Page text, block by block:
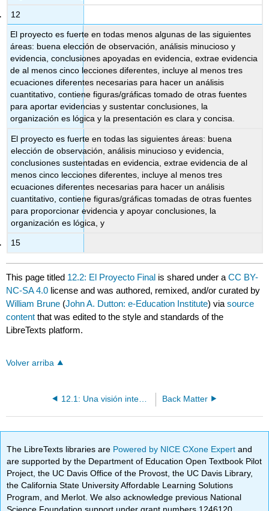
12
El proyecto es fuerte en todas menos algunas de las siguientes
áreas: buena elección de observación, análisis minucioso y
evidencia, conclusiones apoyadas en evidencia, extrae evidencia
de al menos cinco lecciones diferentes, incluye al menos tres
ecuaciones diferentes necesarias para hacer un análisis
cuantitativo, contiene figuras/gráficas tomado de otras fuentes
para aportar evidencias y sustentar conclusiones, la
organización es lógica y la presentación es clara y concisa.
El proyecto es fuerte en todas las siguientes áreas: buena
elección de observación, análisis minucioso y evidencia,
conclusiones sustentadas en evidencia, extrae evidencia de al
menos cinco lecciones diferentes, incluye al menos tres
ecuaciones diferentes necesarias para hacer un análisis
cuantitativo, contiene figuras/gráficas tomadas de otras fuentes
para proporcionar evidencia y apoyar conclusiones, la
organización es lógica, y
15
This page titled 12.2: El Proyecto Final is shared under aCC BY-
NC-SA 4.0 license and was authored, remixed, and/or curated by
William Brune (John A. Dutton: e-Education Institute) viasource
content that was edited to the style and standards of the
LibreTexts platform.
Volver arriba
Back Matter
The LibreTexts libraries are Powered by NICE CXone Expertand
are supported by the Department of Education Open Textbook Pilot
Project, the UC Davis Office of the Provost, the UC Davis Library,
the California State University Affordable Learning Solutions
Program, and Merlot. We also acknowledge previous National
Science Foundation support under grant numbers 1246120,